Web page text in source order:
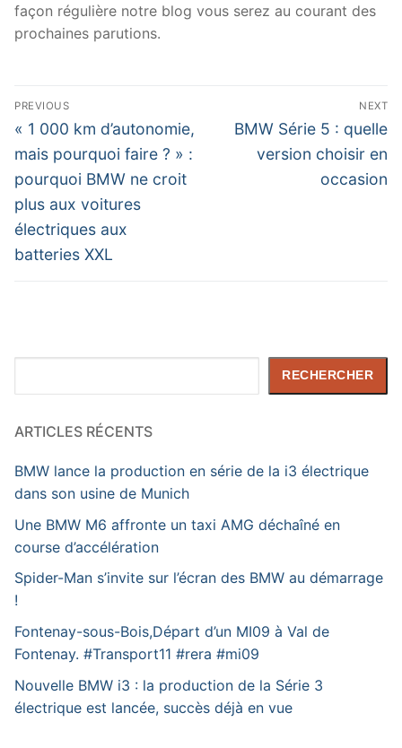
façon régulière notre blog vous serez au courant des
prochaines parutions.
Navigation
de
l’article
PREVIOUS
Previous
post:
« 1 000 km d’autonomie,
mais pourquoi faire ? » :
pourquoi BMW ne croit
plus aux voitures
électriques aux
batteries XXL
NEXT
Next
post:
BMW Série 5 : quelle
version choisir en
occasion
RECHERCHER
ARTICLES RÉCENTS
BMW lance la production en série de la i3 électrique
dans son usine de Munich
Une BMW M6 affronte un taxi AMG déchaîné en
course d’accélération
Spider-Man s’invite sur l’écran des BMW au démarrage
!
Fontenay-sous-Bois,Départ d’un MI09 à Val de
Fontenay. #Transport11 #rera #mi09
Nouvelle BMW i3 : la production de la Série 3
électrique est lancée, succès déjà en vue